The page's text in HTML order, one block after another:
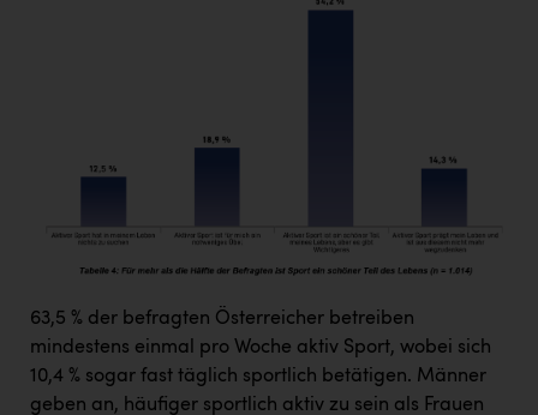
63,5 % der befragten Österreicher betreiben
mindestens einmal pro Woche aktiv Sport, wobei sich
10,4 % sogar fast täglich sportlich betätigen. Männer
geben an, häufiger sportlich aktiv zu sein als Frauen